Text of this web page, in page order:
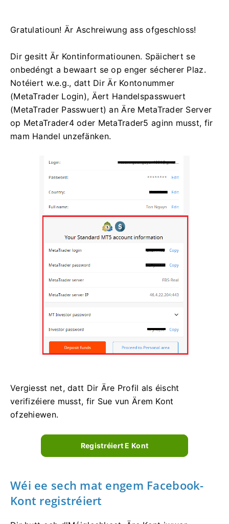
Gratulatioun! Är Aschreiwung ass ofgeschloss!
Dir gesitt Är Kontinformatiounen. Späichert se
onbedéngt a bewaart se op enger sécherer Plaz.
Notéiert w.e.g., datt Dir Är Kontonummer
(MetaTrader Login), Äert Handelspasswuert
(MetaTrader Passwuert) an Äre MetaTrader Server
op MetaTrader4 oder MetaTrader5 aginn musst, fir
mam Handel unzefänken.
Vergiesst net, datt Dir Äre Profil als éischt
verifizéiere musst, fir Sue vun Ärem Kont
ofzehiewen.
Registréiert E Kont
Wéi ee sech mat engem Facebook-
Kont registréiert